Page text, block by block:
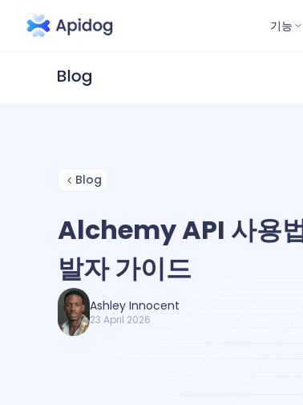
기능
Blog
Alchemy API 사용
발자 가이드
Ashley Innocent
23 April 2026